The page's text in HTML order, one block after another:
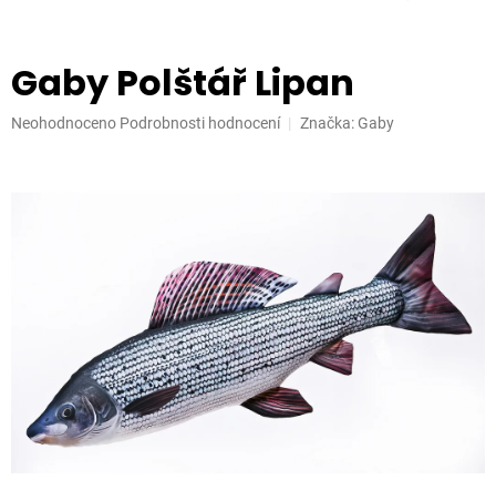
Gaby Polštář Lipan
Průměrné
Neohodnoceno Podrobnosti hodnocení Značka: Gaby